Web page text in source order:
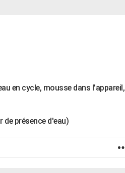
en cycle, mousse dans l'appareil,
présence d'eau)